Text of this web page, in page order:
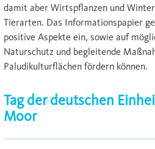
damit aber Wirtspflanzen und
Tierarten. Das Informationspapier
positive Aspekte ein, sowie auf
Naturschutz und begleitende
Paludikulturflächen fördern können.
Tag der deutschen
Moor